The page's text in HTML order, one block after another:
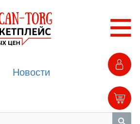
Новости